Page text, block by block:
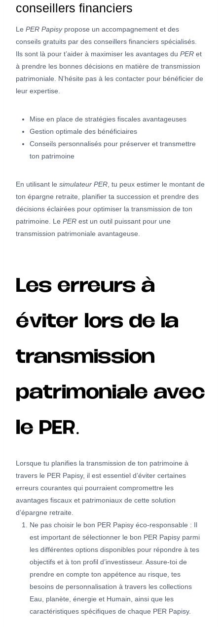
conseillers financiers
Le PER Papisypropose un accompagnement et des
conseils gratuits par des conseillers financiers spécialisés.
Ils sont là pour t’aider à maximiser les avantages du PER et
à prendre les bonnes décisions en matière de transmission
patrimoniale. N’hésite pas à les contacter pour bénéficier de
leur expertise.
Mise en place de stratégies fiscales avantageuses
Gestion optimale des bénéficiaires
Conseils personnalisés pour préserver et transmettre
ton patrimoine
En utilisant le simulateur PER , tu peux estimer le montant de
ton épargne retraite, planifier ta succession et prendre des
décisions éclairées pour optimiser la transmission de ton
patrimoine. Le PER est un outil puissant pour une
transmission patrimoniale avantageuse.
Les erreurs à
éviter lors de la
transmission
patrimoniale avec
le PER.
Lorsque tu planifies la transmission de ton patrimoine à
travers le PER Papisy, il est essentiel d’éviter certaines
erreurs courantes qui pourraient compromettre les
avantages fiscaux et patrimoniaux de cette solution
d’épargne retraite.
Ne pas choisir le bon PER Papisy éco-responsable : Il
est important de sélectionner le bon PER Papisy parmi
les différentes options disponibles pour répondre à tes
objectifs et à ton profil d’investisseur. Assure-toi de
prendre en compte ton appétence au risque, tes
besoins de personnalisation à travers les collections
Eau, planète, énergie et Humain, ainsi que les
caractéristiques spécifiques de chaque PER Papisy.